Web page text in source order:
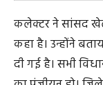
कलेक्टर ने सांसद
कहा है। उन्होंने
दी गई है। सभी